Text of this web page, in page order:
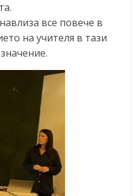
все повече в
на учителя в тази